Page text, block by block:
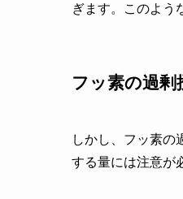
ぎます。このよう
フッ素の過剰
しかし、フッ素の
する量には注意が